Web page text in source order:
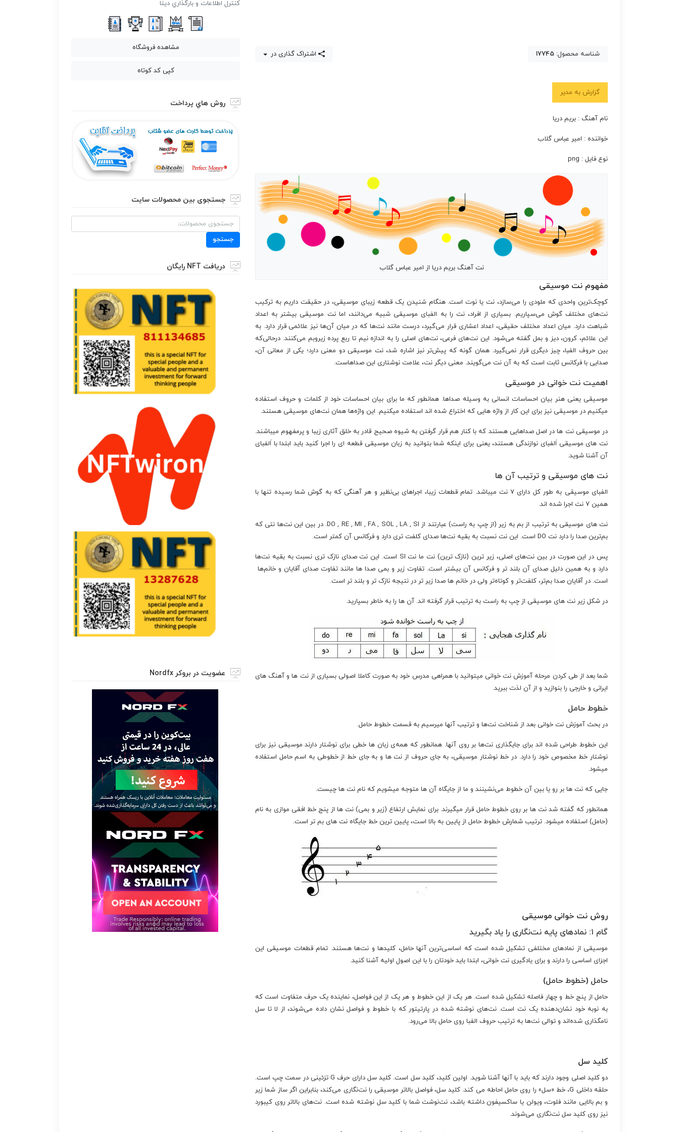
شناسه محصول: 17745 اشتراک گذاری در
گزارش به مدیر
نام آهنگ : بریم دریا
خواننده : امیر عباس گلاب
نوع فایل : png
نت آهنگ بریم دریا از امیر عباس گلاب
مفهوم نت موسیقی
کوچک‌ترین واحدی که ملودی را می‌سازد، نت یا نوت است. هنگام شنیدن یک قطعه زیبای موسیقی، در حقیقت داریم به ترکیب
نت‌های مختلف گوش می‌سپاریم. بسیاری از افراد، نت را به الفبای موسیقی شبیه می‌دانند، اما نت موسیقی بیشتر به اعداد
شباهت دارد. میان اعداد مختلف حقیقی، اعداد اعشاری قرار می‌گیرد، درست مانند نت‌ها که در میان آن‌ها نیز علائمی قرار دارد. به
این علائم، کرون، دیز و بمل گفته می‌شود. این نت‌های فرعی، نت‌های اصلی را به اندازه نیم تا ربع پرده زیروبم می‌کنند. درحالی‌که
بین حروف الفبا، چیز دیگری قرار نمی‌گیرد. همان گونه که پیش‌تر نیز اشاره شد، نت موسیقی دو معنی دارد؛ یکی از معانی آن،
صدایی با فرکانس ثابت است که به آن نت می‌گویند. معنی دیگر نت، علامت نوشتاری این صداهاست.
اهمیت نت خوانی در موسیقی
موسیقی یعنی هنر بیان احساسات انسانی به وسیله صداها. همانطور که ما برای بیان احساسات خود از کلمات و حروف استفاده
میکنیم در موسیقی نیز برای این کار از واژه هایی که اختراع شده اند استفاده میکنیم. این واژه‌ها همان نت‌های موسیقی هستند.
در موسیقی نت ها در اصل صداهایی هستند که با کنار هم قرار گرفتن به شیوه صحیح قادر به خلق آثاری زیبا و پرمفهوم میباشند.
نت های موسیقی اَلفبای نوازندگی هستند، یعنی برای اینکه شما بتوانید به زبان موسیقی قطعه ای را اجرا کنید باید ابتدا با اَلفبای
آن آشنا شوید.
نت های موسیقی و ترتیب آن ها
الفبای موسیقی به طور کل دارای ۷ نت میباشد. تمام قطعات زیبا، اجراهای بی‌نظیر و هر آهنگی که به گوش شما رسیده تنها با
همین ۷ نت اجرا شده اند.
نت های موسیقی به ترتیب از بم به زیر (از چپ به راست) عبارتند از DO , RE , MI , FA , SOL , LA , SI. در بین این نت‌ها نتی که
بم‌ترین صدا را دارد نت DO است. این نت نسبت به بقیه نت‌ها صدای کلفت تری دارد و فرکانس آن کمتر است.
پس در این صورت در بین نت‌های اصلی، زیر ترین (نازک ترین) نت ما نت SI است. این نت صدای نازک تری نسبت به بقیه نت‌ها
دارد و به همین دلیل صدای آن بلند تر و فرکانس آن بیشتر است. تفاوت زیر و بمی صدا ها مانند تفاوت صدای آقایان و خانم‌ها
است. در آقایان صدا بم‌تر، کلفت‌تر و کوتاه‌تر ولی در خانم ها صدا زیر تر در نتیجه نازک تر و بلند تر است.
در شکل زیر نت های موسیقی از چپ به راست به ترتیب قرار گرفته اند. آن ها را به خاطر بسپارید.
شما بعد از طی کردن مرحله آموزش نت خوانی میتوانید با همراهی مدرس خود به صورت کاملا اصولی بسیاری از نت ها و آهنگ های
ایرانی و خارجی را بنوازید و از آن لذت ببرید.
خطوط حامل
در بحث آموزش نت خوانی بعد از شناخت نت‌ها و ترتیب آنها میرسیم به قسمت خطوط حامل.
این خطوط طراحی شده اند برای جایگذاری نت‌ها بر روی آنها. همانطور که همه‌ی زبان ها خطی برای نوشتار دارند موسیقی نیز برای
نوشتار خط مخصوص خود را دارد. در خط نوشتار موسیقی، به جای حروف از نت ها و به جای خط از خطوطی به اسم حامل استفاده
میشود.
جایی که نت ها بر رو یا بین آن خطوط می‌نشینند و ما از جایگاه آن ها متوجه میشویم که نام نت ها چیست.
همانطور که گفته شد نت ها بر روی خطوط حامل قرار میگیرند. برای نمایش ارتفاع (زیر و بمی) نت ها از پنج خط افقی موازی به نام
(حامل) استفاده میشود. ترتیب شمارش خطوط حامل از پایین به بالا است، پایین ترین خط جایگاه نت های بم تر است.
روش نت خوانی موسیقی
گام ۱: نمادهای پایه نت‌نگاری را یاد بگیرید
موسیقی از نمادهای مختلفی تشکیل شده است که اساسی‌ترین آنها حامل، کلیدها و نت‌ها هستند. تمام قطعات موسیقی این
اجزای اساسی را دارند و برای یادگیری نت خوانی، ابتدا باید خودتان را با این اصول اولیه آشنا کنید.
حامل (خطوط حامل)
حامل از پنج خط و چهار فاصله تشکیل شده است. هر یک از این خطوط و هر یک از این فواصل، نماینده یک حرف متفاوت است که
به نوبه خود نشان‌دهنده یک نت است. نت‌های نوشته شده در پارتیتور که با خطوط و فواصل نشان داده می‌شوند، از لا تا سل
نامگذاری شده‌اند و توالی نت‌ها به ترتیب حروف الفبا روی حامل بالا می‌رود.
کلید سل
دو کلید اصلی وجود دارند که باید با آنها آشنا شوید. اولین کلید، کلید سل است. کلید سل دارای حرف G تزئینی در سمت چپ است.
حلقه داخلی G، خط «سل» را روی حامل احاطه می کند. کلید سل، فواصل بالاتر موسیقی را نت‌نگاری می‌کند، بنابراین اگر ساز شما زیر
و بم بالایی مانند فلوت، ویولن یا ساکسیفون داشته باشد، نت‌نوشت شما با کلید سل نوشته شده است. نت‌های بالاتر روی کیبورد
نیز روی کلید سل نت‌نگاری می‌شوند.
كنترل اطلاعات و بارگذاري ديتا
مشاهده فروشگاه
کپی کد کوتاه
روش هاي پرداخت
جستجوی بین محصولات سایت
جستجو
برای:
جستجو
دریافت NFT رایگان
عضویت در بروکر Nordfx